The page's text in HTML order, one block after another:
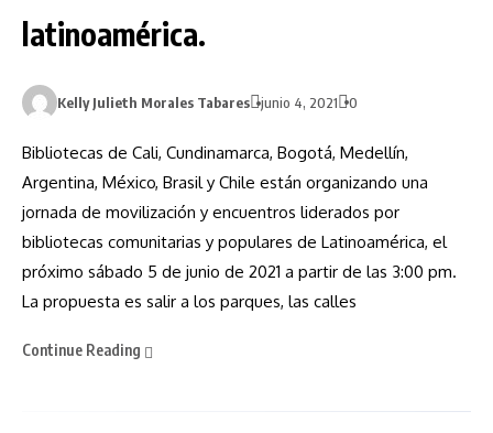
latinoamérica.
Kelly Julieth Morales Tabares junio 4, 2021 0
Bibliotecas de Cali, Cundinamarca, Bogotá, Medellín,
Argentina, México, Brasil y Chile están organizando una
jornada de movilización y encuentros liderados por
bibliotecas comunitarias y populares de Latinoamérica, el
próximo sábado 5 de junio de 2021 a partir de las 3:00 pm.
La propuesta es salir a los parques, las calles
Continue Reading